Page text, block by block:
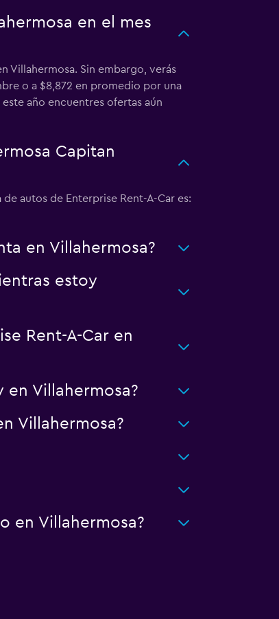
en el mes
Villahermosa. Sin embargo, verás
o a $8,872 en promedio por una
año encuentres ofertas aún
Capitan
autos de Enterprise Rent-A-Car es:
en Villahermosa?
estoy
Rent-A-Car en
en Villahermosa?
Villahermosa?
en Villahermosa?